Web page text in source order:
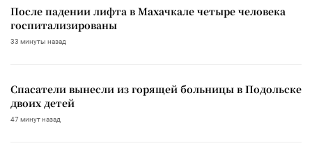
После падении лифта в Махачкале четыре человека
госпитализированы
33 минуты назад
Спасатели вынесли из горящей больницы в Подольске
двоих детей
47 минут назад